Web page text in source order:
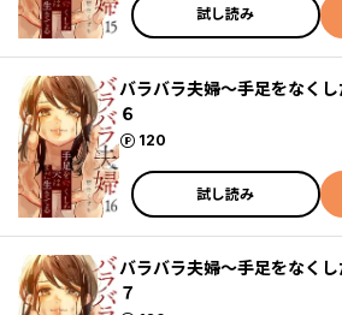
試し読み
バラバラ夫婦～手足をなく
６
120
ポイント
試し読み
バラバラ夫婦～手足をなく
７